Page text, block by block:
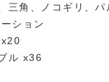
三角、ノコギリ、
ション
x20
ル x36